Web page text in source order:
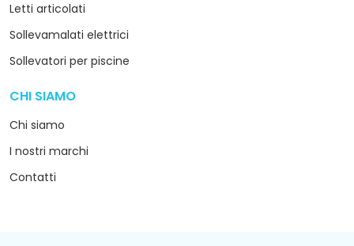
Letti articolati
Sollevamalati elettrici
Sollevatori per piscine
CHI SIAMO
Chi siamo
I nostri marchi
Contatti